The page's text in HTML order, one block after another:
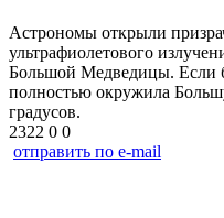
Астрономы открыли
ультрафиолетового
Большой Медведицы. Если
полностью окружила
градусов.
2322 0 0
отправить по e-mail